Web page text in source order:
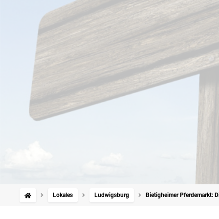
Lokales Ludwigsburg Bietigheimer Pferdemarkt: